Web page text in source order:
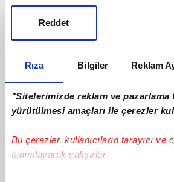
Rıza Bilgiler Reklam
"Sitelerimizde reklam ve
yürütülmesi amaçları ile çerezler
Bu çerezler, kullanıcıların tarayıcı ve
tanımlayarak çalışırlar.
Reddet
Ertuğrul Doğan'dan